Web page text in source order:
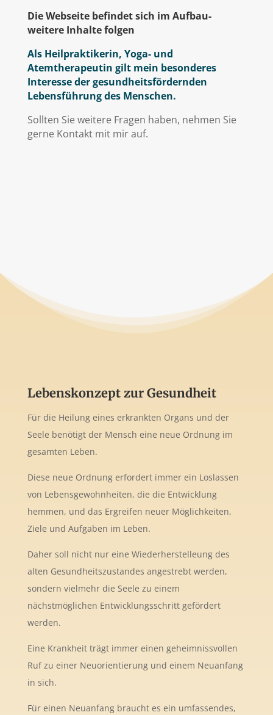
Die Webseite befindet sich im Aufbau-
weitere Inhalte folgen
Als Heilpraktikerin, Yoga- und
Atemtherapeutin gilt mein besonderes
Interesse der gesundheitsfördernden
Lebensführung des Menschen.
Sollten Sie weitere Fragen haben, nehmen Sie
gerne Kontakt mit mir auf.
Lebenskonzept zur Gesundheit
Für die Heilung eines erkrankten Organs und der
Seele benötigt der Mensch eine neue Ordnung im
gesamten Leben.
Diese neue Ordnung erfordert immer ein Loslassen
von Lebensgewohnheiten, die die Entwicklung
hemmen, und das Ergreifen neuer Möglichkeiten,
Ziele und Aufgaben im Leben.
Daher soll nicht nur eine Wiederherstelleung des
alten Gesundheitszustandes angestrebt werden,
sondern vielmehr die Seele zu einem
nächstmöglichen Entwicklungsschritt gefördert
werden.
Eine Krankheit trägt immer einen geheimnissvollen
Ruf zu einer Neuorientierung und einem Neuanfang
in sich.
Für einen Neuanfang braucht es ein umfassendes,